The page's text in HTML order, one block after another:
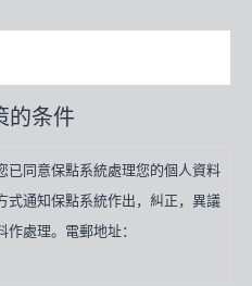
的条件
已同意保點系統處理您的個人資料
式通知保點系統作出，糾正，異議
處理。電郵地址：